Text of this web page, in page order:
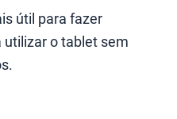
útil para fazer
utilizar o tablet sem